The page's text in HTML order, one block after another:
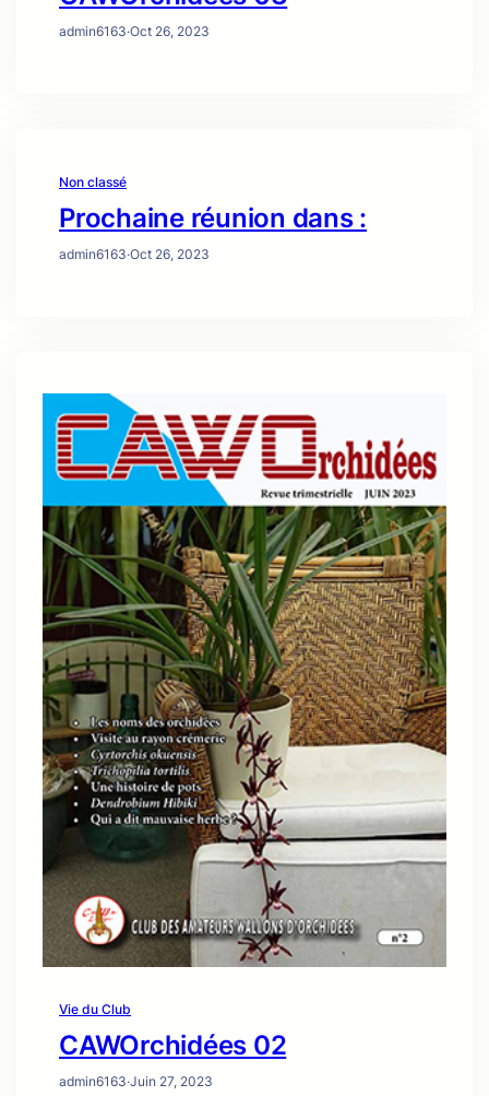
admin6163·Oct 26, 2023
Non classé
Prochaine réunion dans :
admin6163·Oct 26, 2023
Vie du Club
CAWOrchidées 02
admin6163·Juin 27, 2023